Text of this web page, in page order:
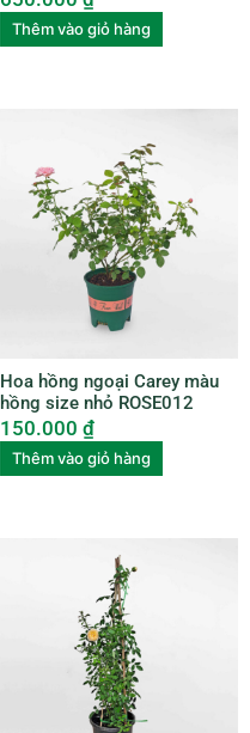
Thêm vào giỏ hàng
Hoa hồng ngoại Carey màu
hồng size nhỏ ROSE012
150.000 ₫
Thêm vào giỏ hàng